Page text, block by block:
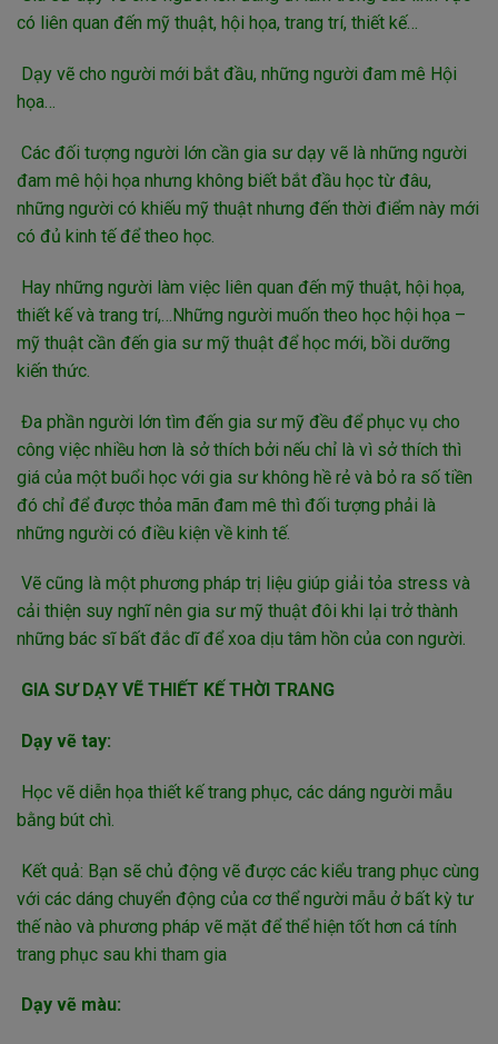
có liên quan đến mỹ thuật, hội họa, trang trí, thiết kế…
Dạy vẽ cho người mới bắt đầu, những người đam mê Hội
họa…
Các đối tượng người lớn cần gia sư dạy vẽ là những người
đam mê hội họa nhưng không biết bắt đầu học từ đâu,
những người có khiếu mỹ thuật nhưng đến thời điểm này mới
có đủ kinh tế để theo học.
Hay những người làm việc liên quan đến mỹ thuật, hội họa,
thiết kế và trang trí,…Những người muốn theo học hội họa –
mỹ thuật cần đến gia sư mỹ thuật để học mới, bồi dưỡng
kiến thức.
Đa phần người lớn tìm đến gia sư mỹ đều để phục vụ cho
công việc nhiều hơn là sở thích bởi nếu chỉ là vì sở thích thì
giá của một buổi học với gia sư không hề rẻ và bỏ ra số tiền
đó chỉ để được thỏa mãn đam mê thì đối tượng phải là
những người có điều kiện về kinh tế.
Vẽ cũng là một phương pháp trị liệu giúp giải tỏa stress và
cải thiện suy nghĩ nên gia sư mỹ thuật đôi khi lại trở thành
những bác sĩ bất đắc dĩ để xoa dịu tâm hồn của con người.
GIA SƯ DẠY VẼ THIẾT KẾ THỜI TRANG
Dạy vẽ tay:
Học vẽ diễn họa thiết kế trang phục, các dáng người mẫu
bằng bút chì.
Kết quả: Bạn sẽ chủ động vẽ được các kiểu trang phục cùng
với các dáng chuyển động của cơ thể người mẫu ở bất kỳ tư
thế nào và phương pháp vẽ mặt để thể hiện tốt hơn cá tính
trang phục sau khi tham gia
Dạy vẽ màu: